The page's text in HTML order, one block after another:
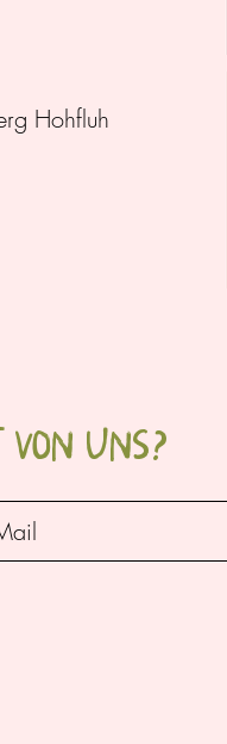
Hohfluh
UNS?